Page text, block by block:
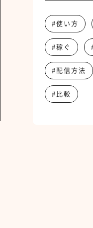
#使い方
#稼ぐ
#配信方法
#比較